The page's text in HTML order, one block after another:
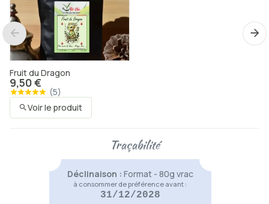
Voir le produit
Boule à thé
8,50 €
Fruit du Dragon
9,50 €
(5)
Voir le produit
Traçabilité
Déclinaison : Format - 80g vrac
à consommer de préférence avant :
31/12/2028